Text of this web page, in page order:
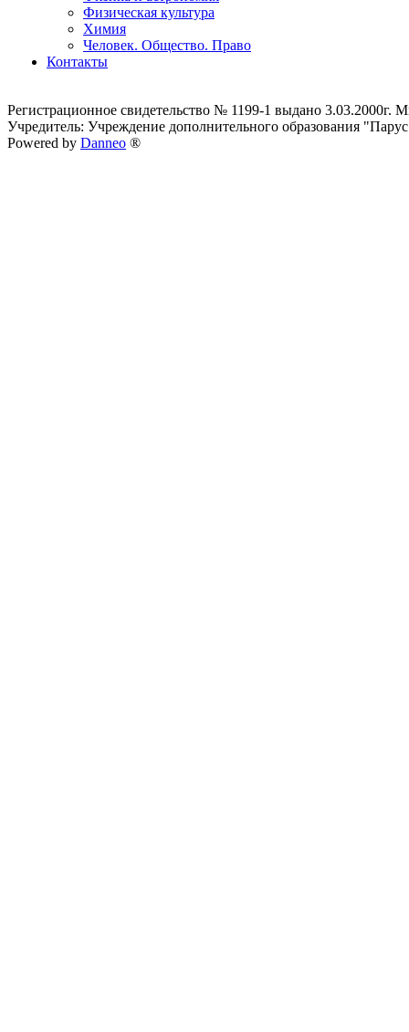
Физическая культура
Химия
Человек. Общество. Право
Контакты
Регистрационное свидетельство № 1199-1 выдано 3.03.2000г.
Учредитель: Учреждение дополнительного образования
Powered by Danneo ®